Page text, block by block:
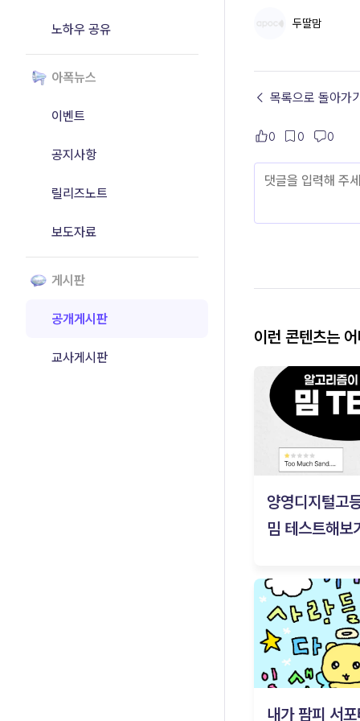
노하우 공유
아폭뉴스
이벤트
공지사항
릴리즈노트
보도자료
게시판
공개게시판
교사게시판
두딸맘
← 목록으로 돌아가기
0 0 0
이런 콘텐츠는
양영디지털고
밈 테스트해보
내가 팜피 서